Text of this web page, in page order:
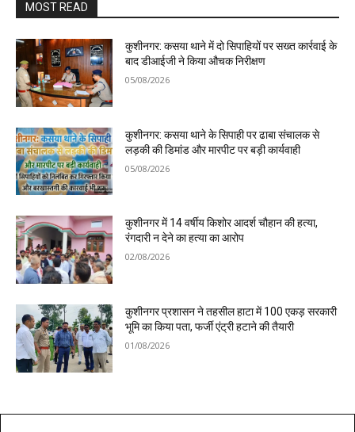
MOST READ
कुशीनगर: कसया थाने में दो सिपाहियों पर सख्त कार्रवाई के
बाद डीआईजी ने किया औचक निरीक्षण
05/08/2026
कुशीनगर: कसया थाने के सिपाही पर ढाबा संचालक से
लड़की की डिमांड और मारपीट पर बड़ी कार्यवाही
05/08/2026
कुशीनगर में 14 वर्षीय किशोर आदर्श चौहान की हत्या,
रंगदारी न देने का हत्या का आरोप
02/08/2026
कुशीनगर प्रशासन ने तहसील हाटा में 100 एकड़ सरकारी
भूमि का किया पता, फर्जी एंट्री हटाने की तैयारी
01/08/2026